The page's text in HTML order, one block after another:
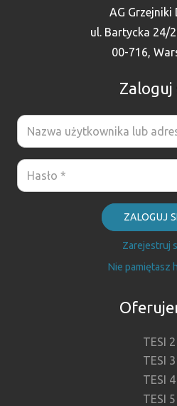
AG Grzejniki
ul. Bartycka 24/
00-716,
Zaloguj
ZALOGUJ
Zarejestruj
Nie pamiętasz
TESI 2
TESI 3
TESI 4
TESI 5